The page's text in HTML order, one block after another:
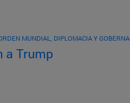
MUNDIAL, DIPLOMACIA Y
a Trump